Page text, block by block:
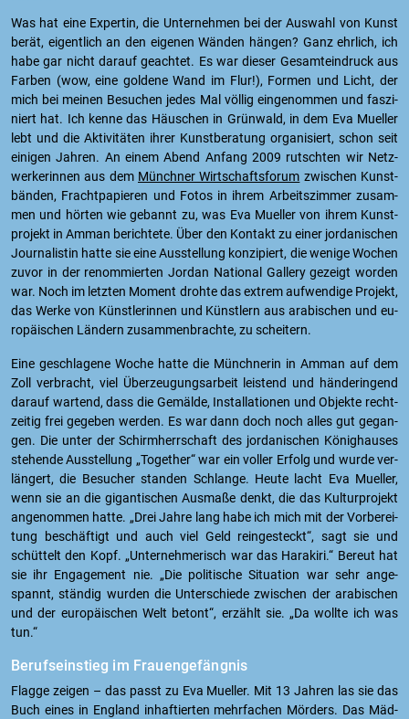
Was hat eine Ex­per­tin, die Un­ter­neh­men bei der Aus­wahl von Kunst
berät, ei­gent­lich an den ei­ge­nen Wän­den hän­gen? Ganz ehr­lich, ich
habe gar nicht dar­auf ge­ach­tet. Es war die­ser Ge­samt­ein­druck aus
Far­ben (wow, eine gol­de­ne Wand im Flur!), For­men und Licht, der
mich bei mei­nen Be­su­chen jedes Mal völ­lig ein­ge­nom­men und fas­zi­
niert hat. Ich kenne das Häus­chen in Grün­wald, in dem Eva Mu­el­ler
lebt und die Ak­ti­vi­tä­ten ihrer Kunst­be­ra­tung or­ga­ni­siert, schon seit
ei­ni­gen Jah­ren. An einem Abend An­fang 2009 rutsch­ten wir Netz­
wer­ke­rin­nen aus dem Münch­ner Wirt­schafts­fo­rum zwi­schen Kunst­
bän­den, Fracht­pa­pie­ren und Fotos in ihrem Ar­beits­zim­mer zu­sam­
men und hör­ten wie ge­bannt zu, was Eva Mu­el­ler von ihrem Kunst­
pro­jekt in Amman be­rich­te­te. Über den Kon­takt zu einer jor­da­ni­schen
Jour­na­lis­tin hatte sie eine Aus­stel­lung kon­zi­piert, die we­ni­ge Wo­chen
zuvor in der re­nom­mier­ten Jor­dan Na­tio­nal Gal­le­ry ge­zeigt wor­den
war. Noch im letz­ten Mo­ment droh­te das ex­trem auf­wen­di­ge Pro­jekt,
das Werke von Künst­le­rin­nen und Künst­lern aus ara­bi­schen und eu­
ro­päi­schen Län­dern zu­sam­men­brach­te, zu schei­tern.
Eine ge­schla­ge­ne Woche hatte die Münch­ne­rin in Amman auf dem
Zoll ver­bracht, viel Über­zeu­gungs­ar­beit leis­tend und hän­de­rin­gend
dar­auf war­tend, dass die Ge­mäl­de, In­stal­la­tio­nen und Ob­jek­te recht­
zei­tig frei ge­ge­ben wer­den. Es war dann doch noch alles gut ge­gan­
gen. Die unter der Schirm­herr­schaft des jor­da­ni­schen Kö­nig­hau­ses
ste­hen­de Aus­stel­lung „To­ge­ther“ war ein vol­ler Er­folg und wurde ver­
län­gert, die Be­su­cher stan­den Schlan­ge. Heute lacht Eva Mu­el­ler,
wenn sie an die gi­gan­ti­schen Aus­ma­ße denkt, die das Kul­tur­pro­jekt
an­ge­nom­men hatte. „Drei Jahre lang habe ich mich mit der Vor­be­rei­
tung be­schäf­tigt und auch viel Geld rein­ge­steckt“, sagt sie und
schüt­telt den Kopf. „Un­ter­neh­me­risch war das Ha­ra­ki­ri.“ Be­reut hat
sie ihr En­ga­ge­ment nie. „Die po­li­ti­sche Si­tua­ti­on war sehr an­ge­
spannt, stän­dig wur­den die Un­ter­schie­de zwi­schen der ara­bi­schen
und der eu­ro­päi­schen Welt be­tont“, er­zählt sie. „Da woll­te ich was
tun.“
Be­rufs­ein­stieg im Frau­en­gefäng­nis
Flag­ge zei­gen – das passt zu Eva Mu­el­ler. Mit 13 Jah­ren las sie das
Buch eines in Eng­land in­haf­tier­ten mehr­fa­chen Mör­ders. Das Mäd­